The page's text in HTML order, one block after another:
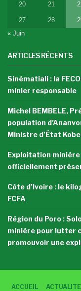
20 21
27 28
« Juin
ARTICLES RÉCENTS
Sinématiali : la
minier responsable
Michel BEMBELE,
population
Ministre d’État
Exploitation minière
officiellement
Côte d’Ivoire : le
FCFA
Région du Poro :
minière pour lutter
promouvoir une
ACCUEIL ACTUALITE